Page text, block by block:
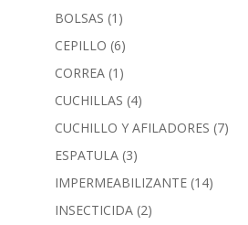
BOLSAS (1)
CEPILLO (6)
CORREA (1)
CUCHILLAS (4)
CUCHILLO Y AFILADORES (7)
ESPATULA (3)
IMPERMEABILIZANTE (14)
INSECTICIDA (2)